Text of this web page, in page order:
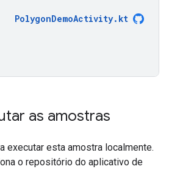
PolygonDemoActivity.kt
as amostras
executar esta amostra localmente.
o repositório do aplicativo de